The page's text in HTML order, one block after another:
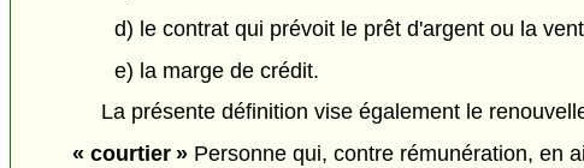
d) le contrat qui prévoit le prêt d'argent ou la
e) la marge de crédit.
La présente définition vise également le
« courtier »Personne qui, contre rémunération, en